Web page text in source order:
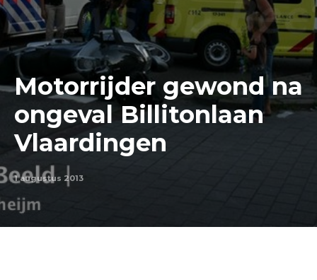
Motorrijder gewond na
ongeval Billitonlaan
Vlaardingen
1 augustus 2013